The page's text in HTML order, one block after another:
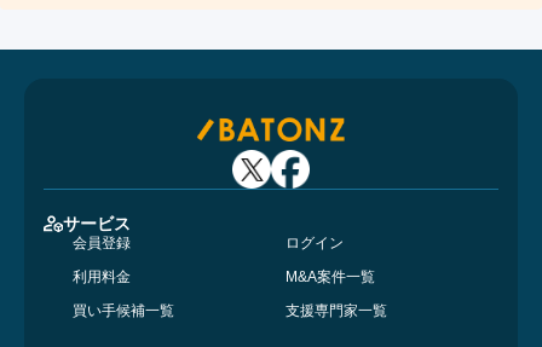
サービス
会員登録
ログイン
利用料金
M&A案件一覧
買い手候補一覧
支援専門家一覧